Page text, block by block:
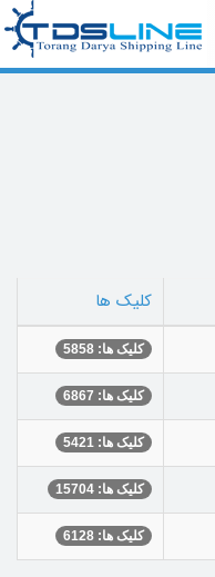
کلیک ها
کلیک ها: 5858
کلیک ها: 6867
کلیک ها: 5421
کلیک ها: 15704
کلیک ها: 6128